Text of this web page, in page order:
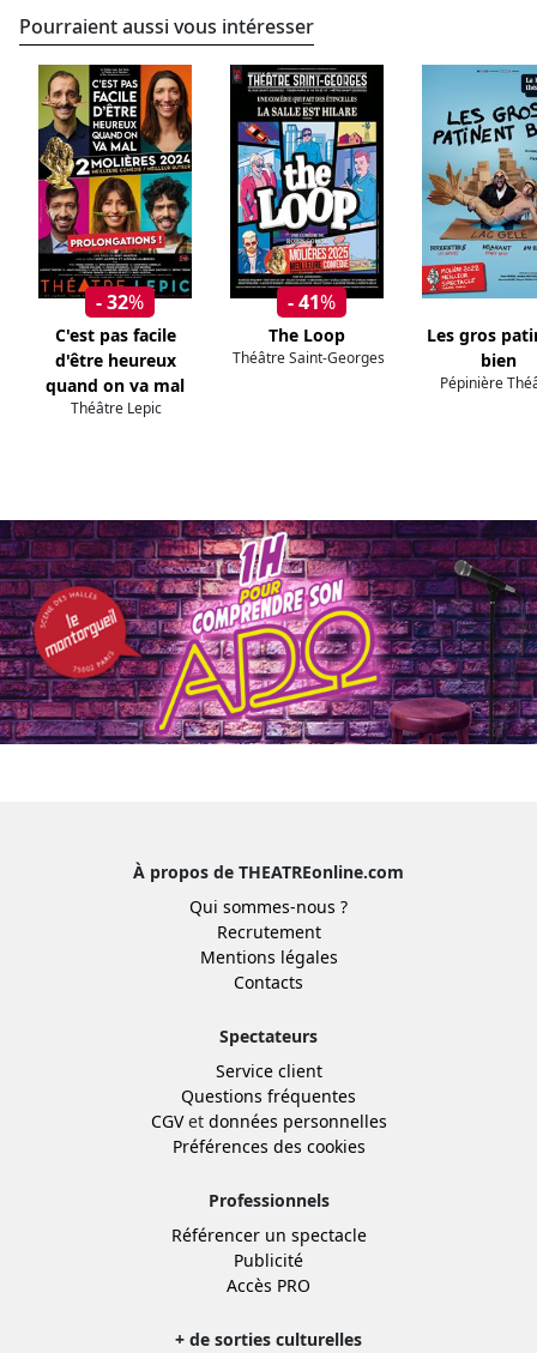
Pourraient aussi vous intéresser
- 32%
C'est pas facile
d'être heureux
quand on va mal
Théâtre Lepic
- 41%
The Loop
Théâtre Saint-Georges
Les gros
bien
Pépinière
À propos de THEATREonline.com
Qui sommes-nous ?
Recrutement
Mentions légales
Contacts
Spectateurs
Service client
Questions fréquentes
CGVet données personnelles
Préférences des cookies
Professionnels
Référencer un spectacle
Publicité
Accès PRO
+ de sorties culturelles